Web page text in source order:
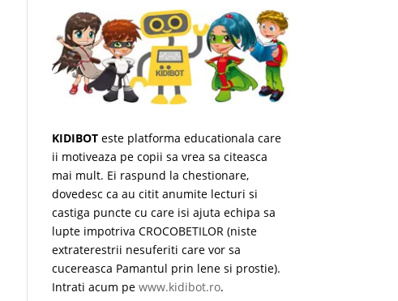
KIDIBOT este platforma educationala care
ii motiveaza pe copii sa vrea sa citeasca
mai mult. Ei raspund la chestionare,
dovedesc ca au citit anumite lecturi si
castiga puncte cu care isi ajuta echipa sa
lupte impotriva CROCOBETILOR (niste
extraterestrii nesuferiti care vor sa
cucereasca Pamantul prin lene si prostie).
Intrati acum pewww.kidibot.ro.